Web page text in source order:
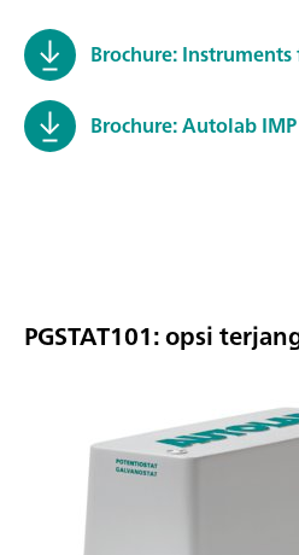
Brochure:
Brochure: Autolab IMP
PGSTAT101: opsi